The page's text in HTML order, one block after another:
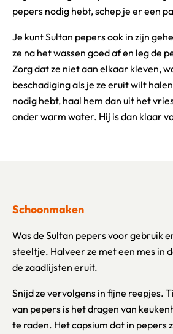
pepers nodig hebt, schep je er een
Je kunt Sultan pepers ook in zijn
ze na het wassen goed af en leg de
Zorg dat ze niet aan elkaar kleven,
beschadiging als je ze eruit wilt
nodig hebt, haal hem dan uit het
onder warm water. Hij is dan klaar
Schoonmaken
Was de Sultan pepers voor gebruik
steeltje. Halveer ze met een mes in
de zaadlijsten eruit.
Snijd ze vervolgens in fijne reepjes.
van pepers is het dragen van
te raden. Het capsium dat in pepers